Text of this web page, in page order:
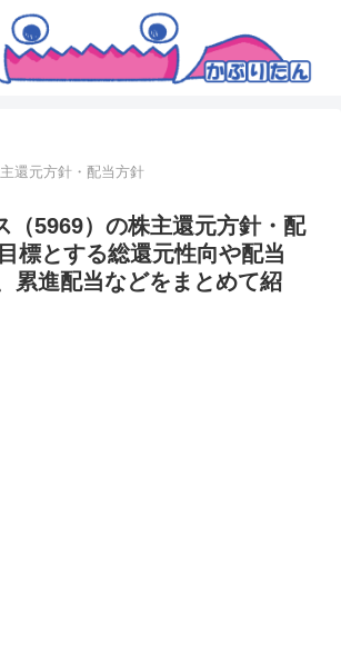
還元方針・配当方針
（5969）の株主還元方針・配
標とする総還元性向や配当
累進配当などをまとめて紹